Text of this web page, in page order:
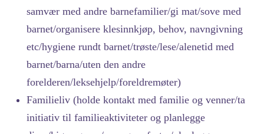
samvær med andre barnefamilier/gi mat/sove med
barnet/organisere klesinnkjøp, behov, navngivning
etc/hygiene rundt barnet/trøste/lese/alenetid med
barnet/barna/uten den andre
forelderen/leksehjelp/foreldremøter)
Familieliv (holde kontakt med familie og venner/ta
initiativ til familieaktiviteter og planlegge